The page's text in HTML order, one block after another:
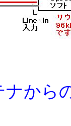
から